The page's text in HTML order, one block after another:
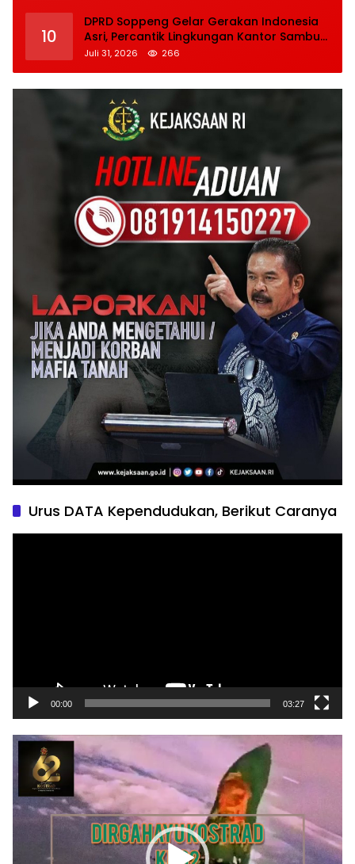
10
DPRD Soppeng Gelar Gerakan Indonesia
Asri, Percantik Lingkungan Kantor Sambut
HUT Ke-81 RI
Juli 31, 2026 266
Urus DATA Kependudukan, Berikut Caranya
00:00 03:27
Pemutar
Video